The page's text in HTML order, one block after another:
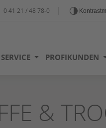
0 41 21 / 48 78-0
SERVICE PROFIKUNDEN
&